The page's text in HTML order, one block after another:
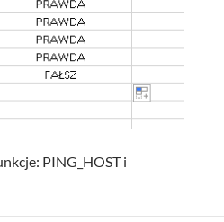
PING_HOST i